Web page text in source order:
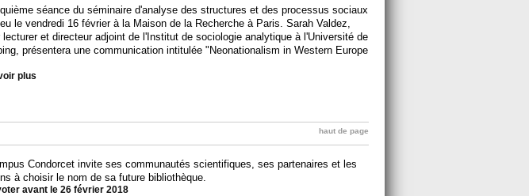
séance du séminaire d'analyse des structures et des processus sociaux
le vendredi 16 février à la Maison de la Recherche à Paris. Sarah Valdez,
lecturer et directeur adjoint de l'Institut de sociologie analytique à l'Université de
présentera une communication intitulée "Neonationalism in Western Europe
plus
haut de page
Condorcet invite ses communautés scientifiques, ses partenaires et les
à choisir le nom de sa future bibliothèque.
avant le 26 février 2018